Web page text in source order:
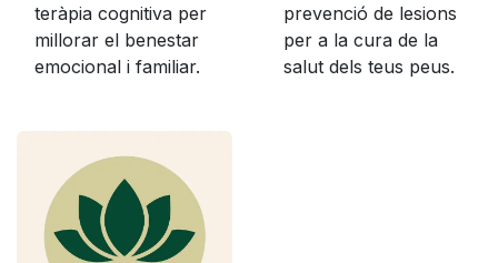
teràpia cognitiva per
millorar el benestar
emocional i familiar.
prevenció de lesions
per a la cura de la
salut dels teus peus.